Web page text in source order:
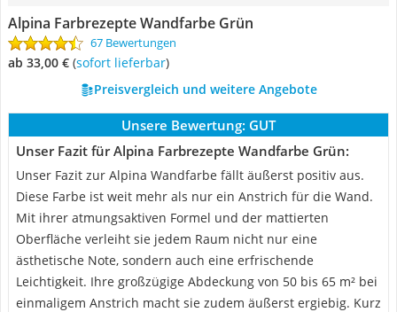
Alpina Farbrezepte Wandfarbe Grün
67 Bewertungen
ab 33,00 € ( Sofort lieferbar)
Preisvergleich und weitere Angebote
Unsere Bewertung: GUT
Unser Fazit für Alpina Farbrezepte Wandfarbe Grün:
Unser Fazit zur Alpina Wandfarbe fällt äußerst positiv aus.
Diese Farbe ist weit mehr als nur ein Anstrich für die Wand.
Mit ihrer atmungsaktiven Formel und der mattierten
Oberfläche verleiht sie jedem Raum nicht nur eine
ästhetische Note, sondern auch eine erfrischende
Leichtigkeit. Ihre großzügige Abdeckung von 50 bis 65 m² bei
einmaligem Anstrich macht sie zudem äußerst ergiebig. Kurz